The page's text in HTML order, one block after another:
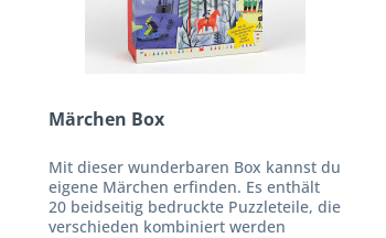
Märchen Box
Mit dieser wunderbaren Box kannst du
eigene Märchen erfinden. Es enthält
20 beidseitig bedruckte Puzzleteile, die
verschieden kombiniert werden